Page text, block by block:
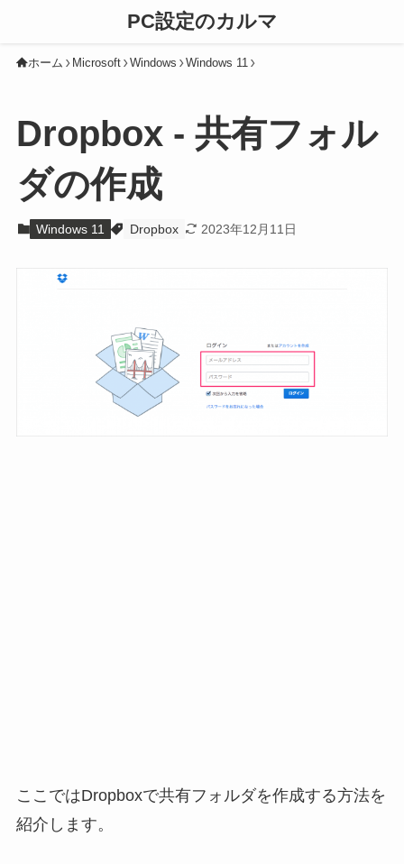
PC設定のカルマ
ホーム Microsoft Windows Windows 11
Dropbox - 共有フォル
ダの作成
Windows 11 Dropbox 2023年12月11日
ここではDropboxで共有フォルダを作成する方法を
紹介します。